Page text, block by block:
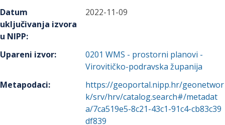
Datum
uključivanja izvora
u NIPP:
2022-11-09
Upareni izvor: 0201 WMS - prostorni planovi -
Virovitičko-podravska županija
Metapodaci:
https://geoportal.nipp.hr/geonetwor
k/srv/hrv/catalog.search#/metadat
a/7ca519e5-8c21-43c1-91c4-cb83c39
df839